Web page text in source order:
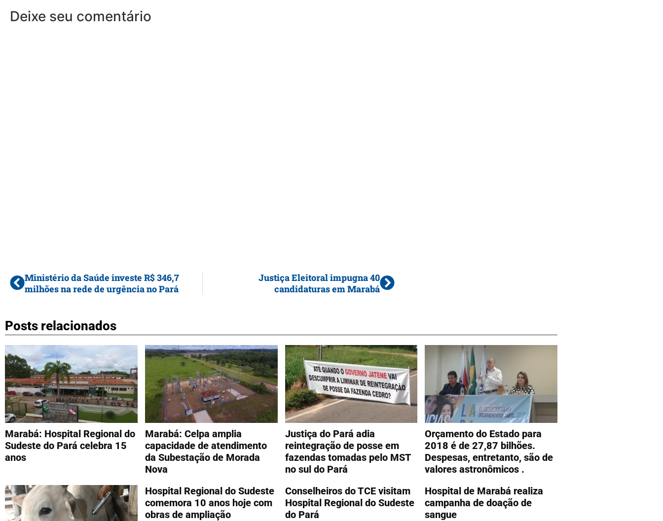
Deixe seu comentário
Ministério da Saúde investe R$ 346,7
milhões na rede de urgência no Pará
Justiça Eleitoral impugna 40
candidaturas em Marabá
Posts relacionados
Marabá: Hospital Regional do
Sudeste do Pará celebra 15
anos
Marabá: Celpa amplia
capacidade de atendimento
da Subestação de Morada
Nova
Justiça do Pará adia
reintegração de posse em
fazendas tomadas pelo MST
no sul do Pará
Orçamento do Estado para
2018 é de 27,87 bilhões.
Despesas, entretanto, são de
valores astronômicos .
Hospital Regional do Sudeste
comemora 10 anos hoje com
obras de ampliação
Conselheiros do TCE visitam
Hospital Regional do Sudeste
do Pará
Hospital de Marabá realiza
campanha de doação de
sangue